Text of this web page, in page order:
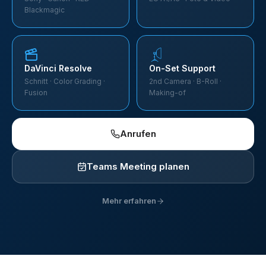
Blackmagic
DaVinci Resolve
Schnitt · Color Grading ·
Fusion
On-Set Support
2nd Camera · B-Roll ·
Making-of
Anrufen
Teams Meeting planen
Mehr erfahren